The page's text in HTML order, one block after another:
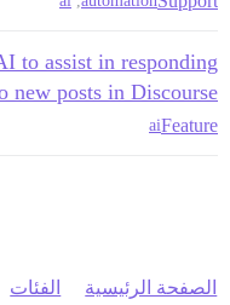
to assist in responding
new posts in Discourse
Feature
ai
الصفحة الرئيسية الفئات